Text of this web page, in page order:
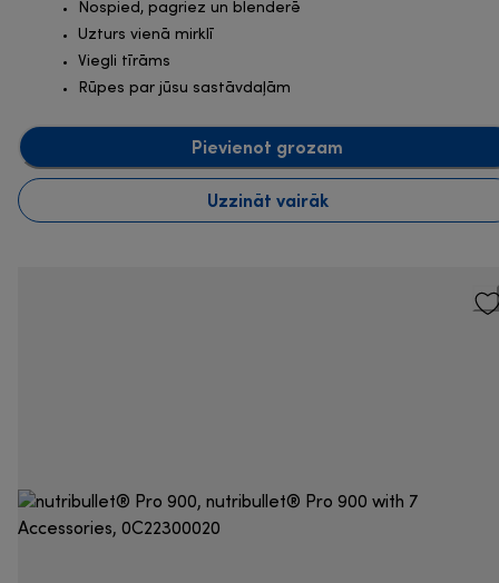
Nospied, pagriez un blenderē
Uzturs vienā mirklī
Viegli tīrāms
Rūpes par jūsu sastāvdaļām
Pievienot grozam
Uzzināt vairāk